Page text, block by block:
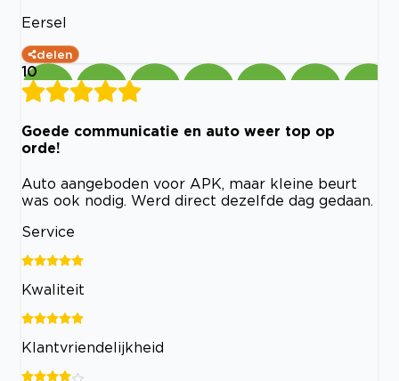
Eersel
delen
10
Goede communicatie en auto weer top op
orde!
Auto aangeboden voor APK, maar kleine beurt
was ook nodig. Werd direct dezelfde dag gedaan.
Service
Kwaliteit
Klantvriendelijkheid